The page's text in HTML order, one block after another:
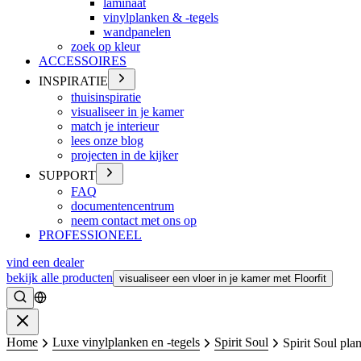
laminaat
vinylplanken & -tegels
wandpanelen
zoek op kleur
ACCESSOIRES
INSPIRATIE
thuisinspiratie
visualiseer in je kamer
match je interieur
lees onze blog
projecten in de kijker
SUPPORT
FAQ
documentencentrum
neem contact met ons op
PROFESSIONEEL
vind een dealer
bekijk alle producten visualiseer een vloer in je kamer met Floorfit
Zoeken
Home Luxe vinylplanken en -tegels Spirit Soul Spirit Soul